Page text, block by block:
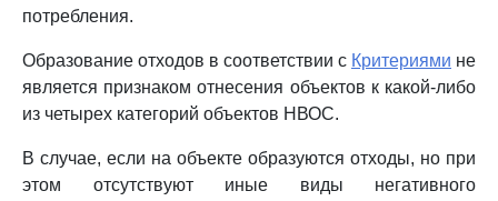
потребления.
Образование отходов в соответствии с Критериями не
является признаком отнесения объектов к какой-либо
из четырех категорий объектов НВОС.
В случае, если на объекте образуются отходы, но при
этом отсутствуют иные виды негативного